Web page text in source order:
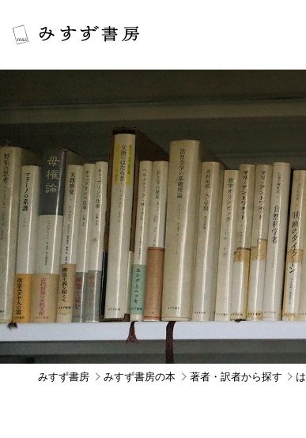
みすず書房 みすず書房の本 著者・訳者から探す は